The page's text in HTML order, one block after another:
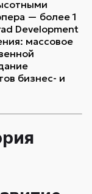
— более 1
Development
массовое
бизнес- и